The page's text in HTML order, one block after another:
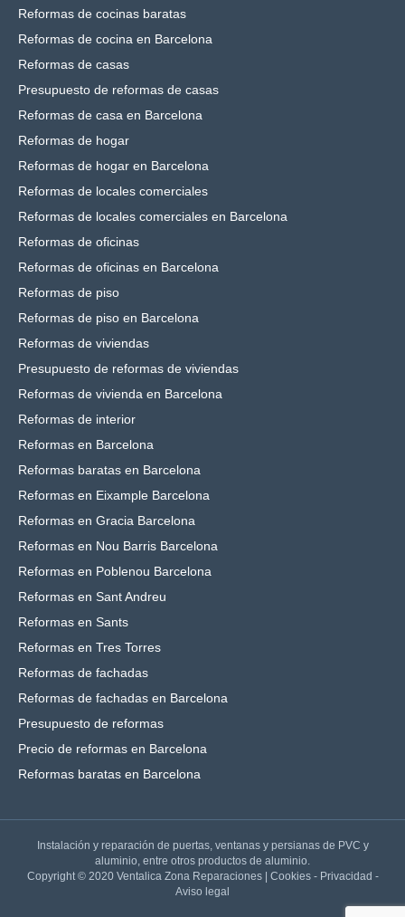
Reformas de cocinas baratas
Reformas de cocina en Barcelona
Reformas de casas
Presupuesto de reformas de casas
Reformas de casa en Barcelona
Reformas de hogar
Reformas de hogar en Barcelona
Reformas de locales comerciales
Reformas de locales comerciales en Barcelona
Reformas de oficinas
Reformas de oficinas en Barcelona
Reformas de piso
Reformas de piso en Barcelona
Reformas de viviendas
Presupuesto de reformas de viviendas
Reformas de vivienda en Barcelona
Reformas de interior
Reformas en Barcelona
Reformas baratas en Barcelona
Reformas en Eixample Barcelona
Reformas en Gracia Barcelona
Reformas en Nou Barris Barcelona
Reformas en Poblenou Barcelona
Reformas en Sant Andreu
Reformas en Sants
Reformas en Tres Torres
Reformas de fachadas
Reformas de fachadas en Barcelona
Presupuesto de reformas
Precio de reformas en Barcelona
Reformas baratas en Barcelona
Instalación y reparación de puertas, ventanas y persianas de PVC y
aluminio, entre otros productos de aluminio.
Copyright © 2020 Ventalica Zona Reparaciones | Cookies- Privacidad -
Aviso legal